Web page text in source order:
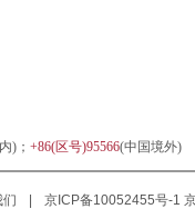
)； +86(区号)95566(中国境外)
们 京ICP备10052455号-1